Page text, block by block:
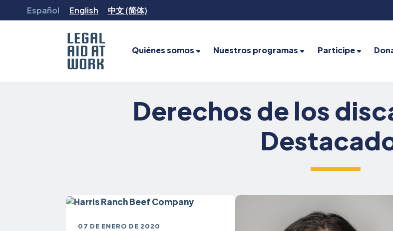
Español English 中文 (简体)
Quiénes somos Nuestros programas Participe
Derechos de los
07 DE ENERO DE 2020